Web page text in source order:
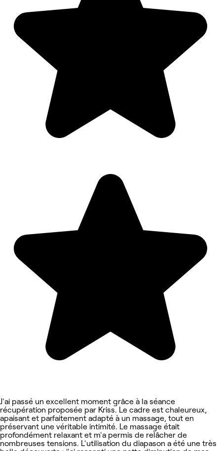
J'ai passé un excellent moment grâce à la séance
récupération proposée par Kriss. Le cadre est chaleureux,
apaisant et parfaitement adapté à un massage, tout en
préservant une véritable intimité. Le massage était
profondément relaxant et m'a permis de relâcher de
nombreuses tensions. L'utilisation du diapason a été une très